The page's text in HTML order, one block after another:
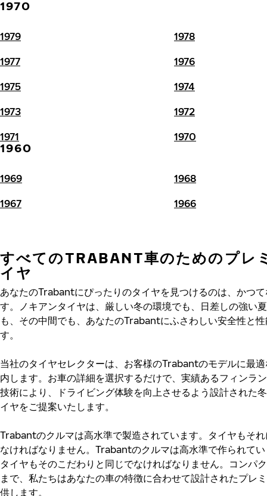
1970
1979 1978
1977 1976
1975 1974
1973 1972
1971 1970
1960
1969 1968
1967 1966
すべてのTRABANT車のためのプレ
イヤ
あなたのTrabantにぴったりのタイヤを見つけるのは、かつ
す。ノキアンタイヤは、厳しい冬の環境でも、日差しの強い
も、その中間でも、あなたのTrabantにふさわしい安全性と
す。
当社のタイヤセレクターは、お客様のTrabantのモデルに最
内します。お車の詳細を選択するだけで、実績あるフィンラ
技術により、ドライビング体験を向上させるよう設計された
イヤをご提案いたします。
Trabantのクルマは高水準で製造されています。タイヤもそ
なければなりません。Trabantのクルマは高水準で作られて
タイヤもそのこだわりと同じでなければなりません。コンパ
まで、私たちはあなたの車の特徴に合わせて設計されたプレ
供します。